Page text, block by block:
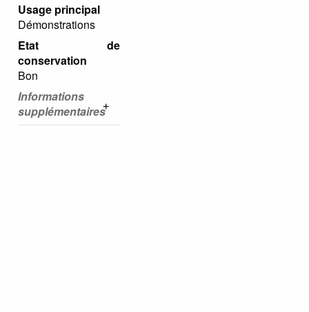
Usage principal
Démonstrations
Etat de
conservation
Bon
Informations
supplémentaires